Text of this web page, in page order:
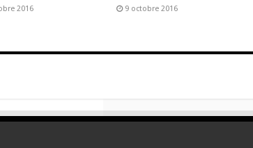
2016 9 octobre 2016